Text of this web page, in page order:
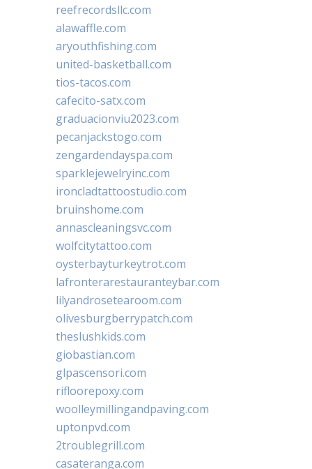
reefrecordsllc.com
alawaffle.com
aryouthfishing.com
united-basketball.com
tios-tacos.com
cafecito-satx.com
graduacionviu2023.com
pecanjackstogo.com
zengardendayspa.com
sparklejewelryinc.com
ironcladtattoostudio.com
bruinshome.com
annascleaningsvc.com
wolfcitytattoo.com
oysterbayturkeytrot.com
lafronterarestauranteybar.com
lilyandrosetearoom.com
olivesburgberrypatch.com
theslushkids.com
giobastian.com
glpascensori.com
rifloorepoxy.com
woolleymillingandpaving.com
uptonpvd.com
2troublegrill.com
casateranga.com